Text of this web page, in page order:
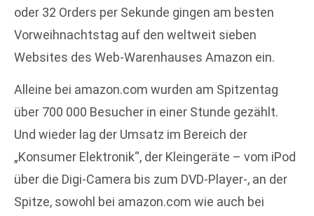
oder 32 Orders per Sekunde gingen am besten
Vorweihnachtstag auf den weltweit sieben
Websites des Web-Warenhauses Amazon ein.
Alleine bei amazon.com wurden am Spitzentag
über 700 000 Besucher in einer Stunde gezählt.
Und wieder lag der Umsatz im Bereich der
„Konsumer Elektronik“, der Kleingeräte – vom iPod
über die Digi-Camera bis zum DVD-Player-, an der
Spitze, sowohl bei amazon.com wie auch bei